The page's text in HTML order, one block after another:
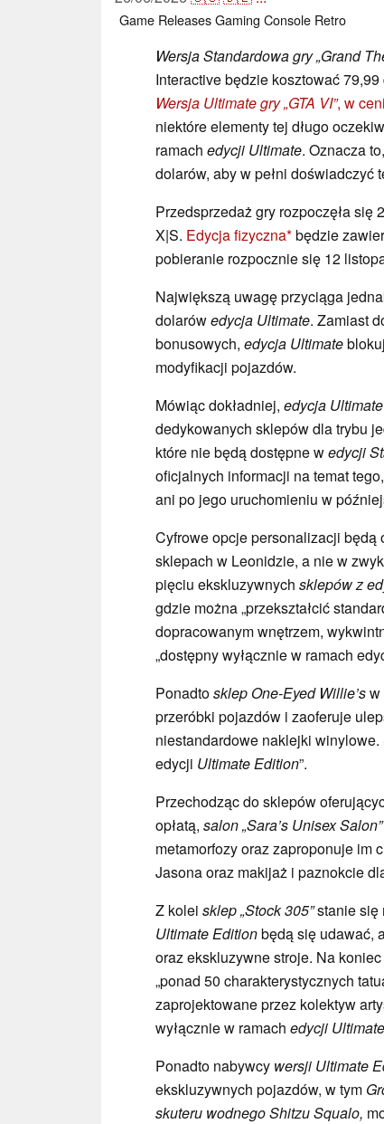
Game ReleasesGaming Console Retro
Wersja Standardowa gry„Grand
Interactive będzie kosztować
Wersja Ultimate gry „GTA VI”, w
niektóre elementy tej długo
ramach edycji Ultimate. Oznacza
dolarów, aby w pełni doświadczyć
Przedsprzedaż gry rozpoczęła się
X|S. Edycja fizyczna będzie
pobieranie rozpocznie się 12
Największą uwagę przyciąga
dolarówedycja Ultimate. Zamiast
bonusowych, edycja Ultimate
modyfikacji pojazdów.
Mówiąc dokładniej, edycja
dedykowanych sklepów dla trybu
które nie będą dostępne wedycji
oficjalnych informacji na temat
ani po jego uruchomieniu w
Cyfrowe opcje personalizacji będą
sklepach w Leonidzie, a nie w
pięciu ekskluzywnych sklepów z
gdzie można „przekształcić
dopracowanym wnętrzem,
„dostępny wyłącznie w ramach
Ponadtosklep One-Eyed Willie’sw
przeróbki pojazdów i zaoferuje
niestandardowe naklejki winylowe.
edycji UltimateEdition”.
Przechodząc do sklepów
opłatą, salon„Sara’s Unisex Salon”
metamorfozy oraz zaproponuje im
Jasona oraz makijaż i paznokcie
Z kolei sklep „Stock 305”stanie się
Ultimate Editionbędą się udawać,
oraz ekskluzywne stroje. Na
„ponad 50 charakterystycznych
zaprojektowane przez kolektyw
wyłącznie w ramach edycji Ultimate
Ponadto nabywcy wersji Ultimate
ekskluzywnych pojazdów, w tym
skuteru wodnego Shitzu Squalo,